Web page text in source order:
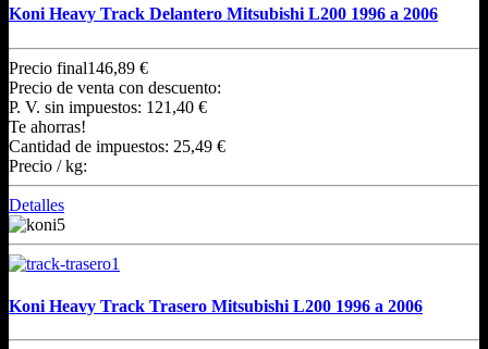
Koni Heavy Track Delantero Mitsubishi L200 1996 a 2006
Precio final146,89 €
Precio de venta con descuento:
P. V. sin impuestos: 121,40 €
Te ahorras!
Cantidad de impuestos: 25,49 €
Precio / kg:
Detalles
Koni Heavy Track Trasero Mitsubishi L200 1996 a 2006